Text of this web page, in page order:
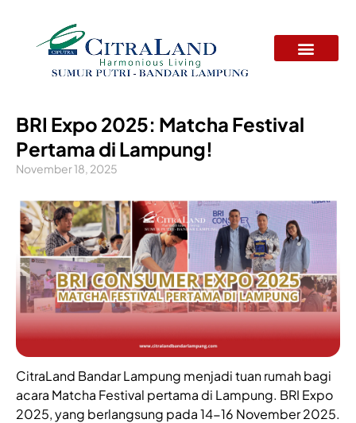
BRI Expo 2025: Matcha Festival
Pertama di Lampung!
November 18, 2025
CitraLand Bandar Lampung menjadi tuan rumah bagi
acara Matcha Festival pertama di Lampung. BRI Expo
2025, yang berlangsung pada 14-16 November 2025.